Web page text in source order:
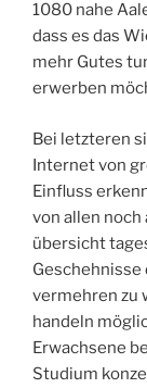
1080 nahe
dass es das
mehr Gutes
erwerben
Bei letzteren
Internet von
Einfluss
von allen
übersicht
Geschehnisse
vermehren zu
handeln
Erwachsene
Studium